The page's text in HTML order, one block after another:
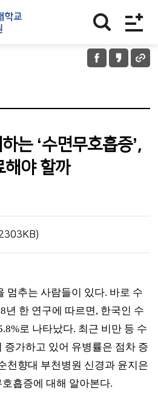
는 ‘수면무호흡증’,
해야 할까
멈추는 사람들이 있다. 바로 수
년 한 연구에 따르면, 한국인 수
로 나타났다. 최근 비만 등 수
증가하고 있어 유병률은 점차 증
천향대 부천병원 신경과 윤지은
흡증에 대해 알아본다.